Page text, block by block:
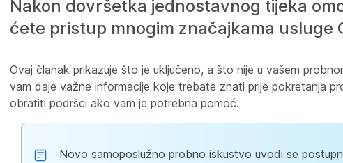
Nakon dovršetka jednostavnog tijeka
ćete pristup mnogim značajkama usluge
Ovaj članak prikazuje što je uključeno, a što nije u vašem
vam daje važne informacije koje trebate znati prije pokretanja
obratiti podršci ako vam je potrebna pomoć.
Novo samoposlužno probno iskustvo uvodi se